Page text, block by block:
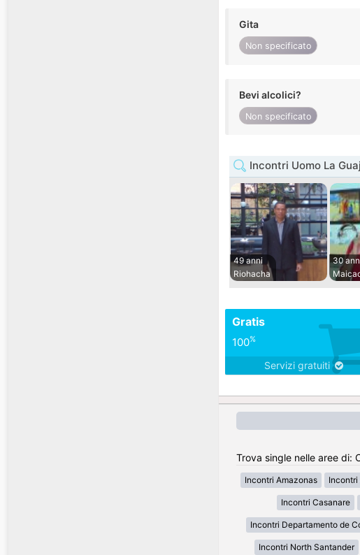
Gita
Non specificato
Bevi alcolici?
Non specificato
Incontri Uomo La
49 anni
Riohacha
30
Gratis
100%
Servizi gratuiti
Trova single nelle aree di:
Incontri Amazonas Incontri
Incontri Casanare
Incontri Departamento de
Incontri North Santander